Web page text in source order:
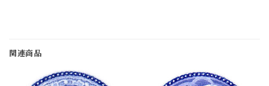
関連商品